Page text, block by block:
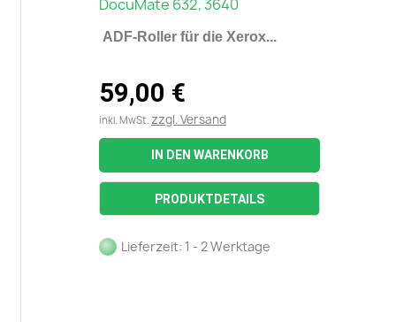
ADF-Roller für die Xerox...
59,00 €
inkl. MwSt. zzgl. Versand
IN DEN WARENKORB
PRODUKTDETAILS
Lieferzeit: 1 - 2 Werktage